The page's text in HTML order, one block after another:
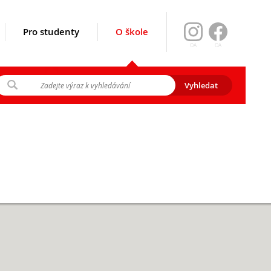
OA
OA
srpen
EVA)
Pro studenty O škole